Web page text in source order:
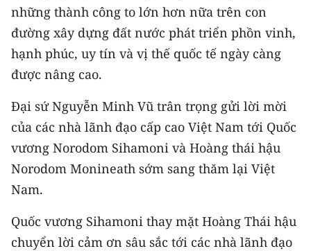
những thành công to lớn hơn nữa trên con
đường xây dựng đất nước phát triển phồn vinh,
hạnh phúc, uy tín và vị thế quốc tế ngày càng
được nâng cao.
Đại sứ Nguyễn Minh Vũ trân trọng gửi lời mời
của các nhà lãnh đạo cấp cao Việt Nam tới Quốc
vương Norodom Sihamoni và Hoàng thái hậu
Norodom Monineath sớm sang thăm lại Việt
Nam.
Quốc vương Sihamoni thay mặt Hoàng Thái hậu
chuyển lời cảm ơn sâu sắc tới các nhà lãnh đạo